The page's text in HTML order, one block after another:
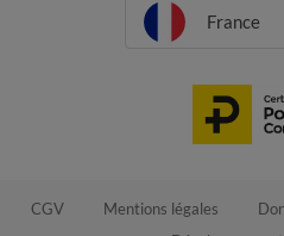
France
CGV Mentions légales